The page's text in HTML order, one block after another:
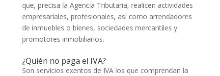
que, precisa la Agencia Tributaria, realicen actividades
empresariales, profesionales, así como arrendadores
de inmuebles o bienes, sociedades mercantiles y
promotores inmobiliarios.
¿Quién no paga el IVA?
Son servicios exentos de IVA los que comprendan la